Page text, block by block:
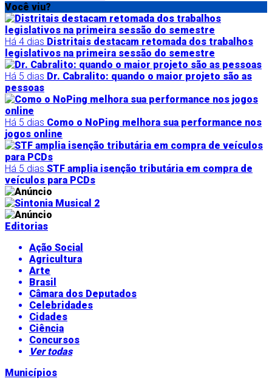
Você viu?
Há 4 dias Distritais destacam retomada dos trabalhos
legislativos na primeira sessão do semestre
Há 5 dias Dr. Cabralito: quando o maior projeto são as
pessoas
Há 5 dias Como o NoPing melhora sua performance nos
jogos online
Há 5 dias STF amplia isenção tributária em compra de
veículos para PCDs
Editorias
Ação Social
Agricultura
Arte
Brasil
Câmara dos Deputados
Celebridades
Cidades
Ciência
Concursos
Ver todas
Municípios